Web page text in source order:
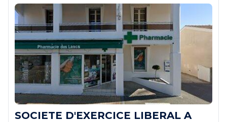
SOCIETE D'EXERCICE LIBERAL A